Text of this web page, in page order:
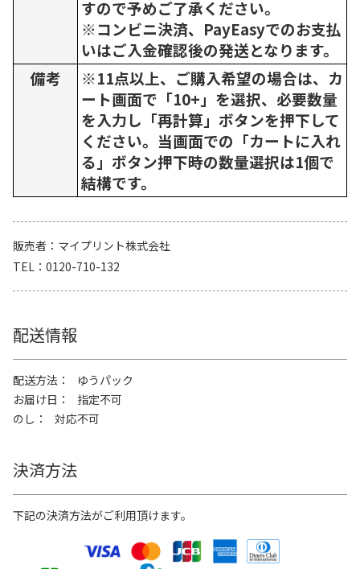
すので予めご了承ください。
※コンビニ決済、PayEasyでのお支払
いはご入金確認後の発送となります。
備考
※11点以上、ご購入希望の場合は、カ
ート画面で「10+」を選択、必要数量
を入力し「再計算」ボタンを押下して
ください。当画面での「カートに入れ
る」ボタン押下時の数量選択は1個で
結構です。
販売者
マイプリント株式会社
TEL
0120-710-132
配送情報
配送方法
ゆうパック
お届け日
指定不可
のし
対応不可
決済方法
下記の決済方法がご利用頂けます。